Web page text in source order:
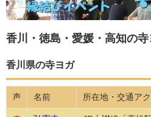
香川・徳島・愛媛・高知の
香川県の寺ヨガ
声 名前 所在地・交通ア